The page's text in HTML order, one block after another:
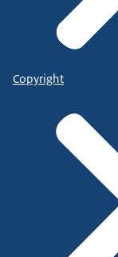
Copyright